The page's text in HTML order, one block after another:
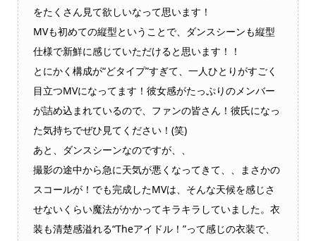
をたくさん見て欲しいなって思います！
MVも初めての縦型ということで、ダンスシーンも縦型
仕様で新鮮に感じていただけると思います！！
とにかく構成が“どタイプ”すぎて、一人ひとりがすごく
目立つMVになってます！彼女感がたっぷりのメンバー
が詰め込まれているので、ファンの皆さん！彼氏になっ
た気持ちでぜひ見てください！(笑)
あと、ダンスシーンなのですが、、
撮影の途中から急に天気が悪くなってきて、、まさかの
スコールが！でも完成したMVは、そんな天候を感じさ
せないくらい魔法がかかってキラキラしていました。衣
装も清楚感溢れる“Theアイドル！”って感じの衣装で、